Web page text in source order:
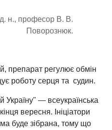
н., професор В. В.
Поворознюк.
препарат регулює обмін
роботу серця та судин.
Україну" — всеукраїнська
вересня. Ініціатори
буде зібрана, тому що